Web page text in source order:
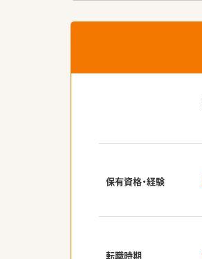
保有資格・経験
転職時期